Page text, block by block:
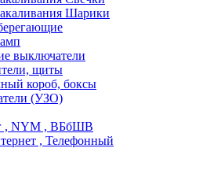
Шарики
выключатели
щиты
короб, боксы
(УЗО)
, NYM , ВБбШВ
, Телефонный